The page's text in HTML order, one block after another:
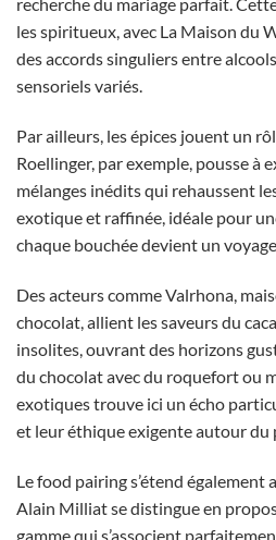
recherche du mariage parfait.
les spiritueux, avec La Maison du
des accords singuliers entre
sensoriels variés.
Par ailleurs, les épices jouent un
Roellinger, par exemple, pousse à
mélanges inédits qui rehaussent
exotique et raffinée, idéale pour
chaque bouchée devient un
Des acteurs comme Valrhona,
chocolat, allient les saveurs du
insolites, ouvrant des horizons
du chocolat avec du roquefort ou
exotiques trouve ici un écho
et leur éthique exigente autour du
Le food pairing s’étend également
Alain Milliat se distingue en
gamme qui s’associent